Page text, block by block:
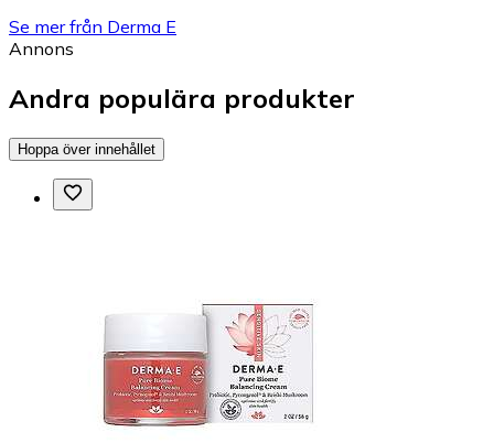
Se mer från Derma E
Annons
Andra populära produkter
Hoppa över innehållet